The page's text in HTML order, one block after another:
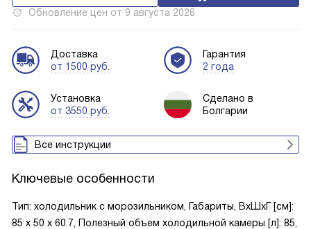
Обновление цен от 9 августа 2026
Доставка
от 1500 руб.
Установка
от 3550 руб.
Гарантия
2 года
Сделано в
Болгарии
Все инструкции
Ключевые особенности
Тип: холодильник с морозильником, Габариты, ВxШxГ [см]:
85 х 50 х 60.7, Полезный объем холодильной камеры [л]: 85,